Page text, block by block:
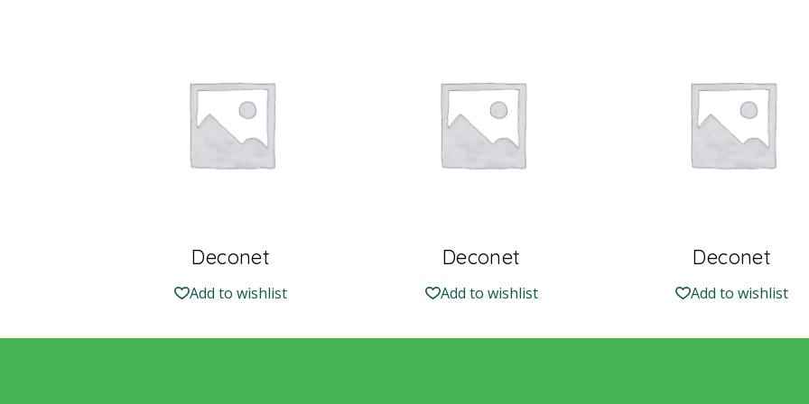
Deconet
Add to wishlist
Deconet
Add to wishlist
Deconet
Add to wishlist